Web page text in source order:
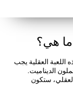
ما هي؟
اللعبة العقلية يجب
الديناميت.
ستكون